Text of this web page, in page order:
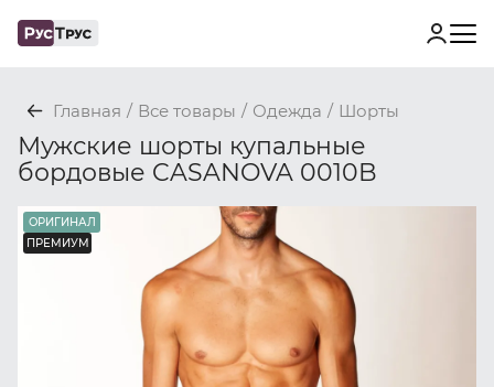
Главная / Все товары / Одежда / Шорты
Мужские шорты купальные
бордовые CASANOVA 0010B
ОРИГИНАЛ
ПРЕМИУМ